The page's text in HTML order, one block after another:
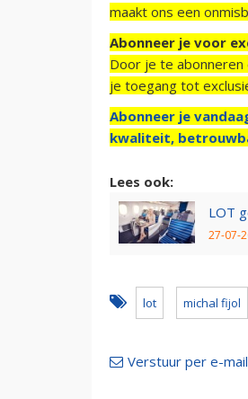
maakt ons een
Abonneer je voor
Door je te abonneren
je toegang tot
Abonneer je
kwaliteit,
Lees ook:
LOT
27-07-
lot michal fijol
Verstuur per e-mail